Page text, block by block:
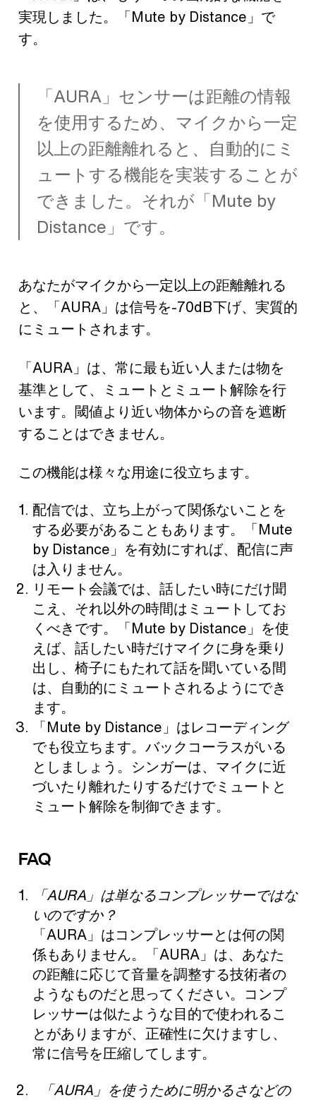
実現しました。「Mute by Distance」で
す。
「AURA」センサーは距離の情報
を使用するため、マイクから一定
以上の距離離れると、自動的にミ
ュートする機能を実装することが
できました。それが「Mute by
Distance」です。
あなたがマイクから一定以上の距離離れる
と、「AURA」は信号を-70dB下げ、実質的
にミュートされます。
「AURA」は、常に最も近い人または物を
基準として、ミュートとミュート解除を行
います。閾値より近い物体からの音を遮断
することはできません。
この機能は様々な用途に役立ちます。
配信では、立ち上がって関係ないことを
する必要があることもあります。「Mute
by Distance」を有効にすれば、配信に声
は入りません。
リモート会議では、話したい時にだけ聞
こえ、それ以外の時間はミュートしてお
くべきです。「Mute by Distance」を使
えば、話したい時だけマイクに身を乗り
出し、椅子にもたれて話を聞いている間
は、自動的にミュートされるようにでき
ます。
「Mute by Distance」はレコーディング
でも役立ちます。バックコーラスがいる
としましょう。シンガーは、マイクに近
づいたり離れたりするだけでミュートと
ミュート解除を制御できます。
FAQ
「AURA」は単なるコンプレッサーではな
いのですか？
「AURA」はコンプレッサーとは何の関
係もありません。「AURA」は、あなた
の距離に応じて音量を調整する技術者の
ようなものだと思ってください。コンプ
レッサーは似たような目的で使われるこ
とがありますが、正確性に欠けますし、
常に信号を圧縮してします。
「AURA」を使うために明かるさなどの